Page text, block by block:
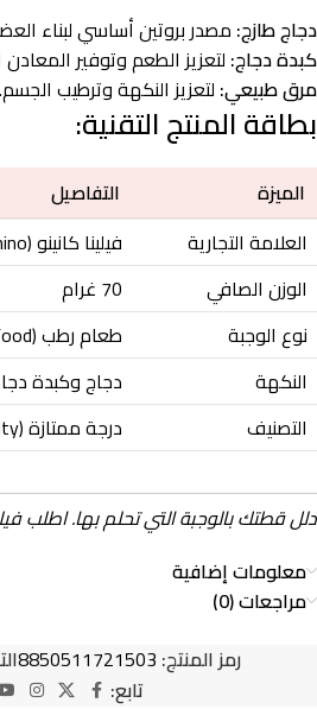
دجاج طازج: مصدر بروتين أساسي لبناء
كبدة دجاج: لتعزيز الطعم وتوفير المعادن
مرق طبيعي: لتعزيز النكهة وترطيب الجسم.
بطاقة المنتج التقنية:
الميزة
التفاصيل
العلامة التجارية
فيلينا كانينو (Felina Canino)
الوزن الصافي
70 غرام
نوع الوجبة
طعام رطب (Wet Food)
النكهة
دجاج وكبدة
التصنيف
درجة ممتازة (Premium Quality)
دلل قطتك بالوجبة التي تحلم بها. اطلب
معلومات إضافية
مراجعات (0)
رمز المنتج: 8850511721503
تابع: